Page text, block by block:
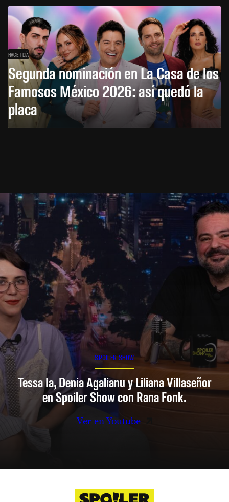
HACE 1 DÍA
Segunda nominación en La Casa de los
Famosos México 2026: así quedó la
placa
SPOILER SHOW
Tessa Ia, Denia Agalianu y Liliana Villaseñor
en Spoiler Show con Rana Fonk.
Ver en Youtube